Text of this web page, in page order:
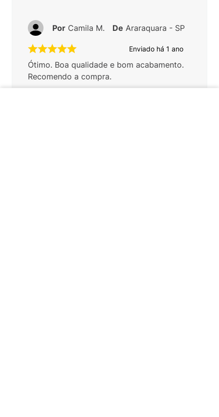
Enviado há 1 ano
Ótimo. Boa qualidade e bom acabamento.
Recomendo a compra.
Por Camila M. De Araraquara - SP